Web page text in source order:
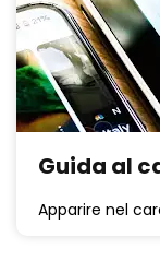
Guida al
Apparire nel